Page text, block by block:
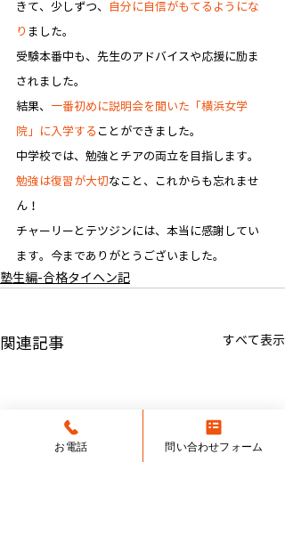
きて、少しずつ、 自分に自信がもてるようにな
り ました。
受験本番中も、先生のアドバイスや応援に励ま
されました。
結果、 一番初めに説明会を聞いた「横浜女学
院」に入学する ことができました。
中学校では、勉強とチアの両立を目指します。
勉強は復習が大切なこと、これからも忘れませ
ん！
チャーリーとテツジンには、本当に感謝してい
ます。今までありがとうございました。
塾生編-合格タイヘン記
関連記事 すべて表示
お電話 問い合わせフォーム